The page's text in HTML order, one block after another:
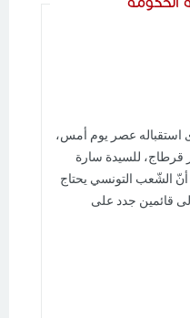
استقباله عصر يوم أمس،
قرطاج، للسيدة سارة
الشّعب التونسي يحتاج
قائمين جدد على